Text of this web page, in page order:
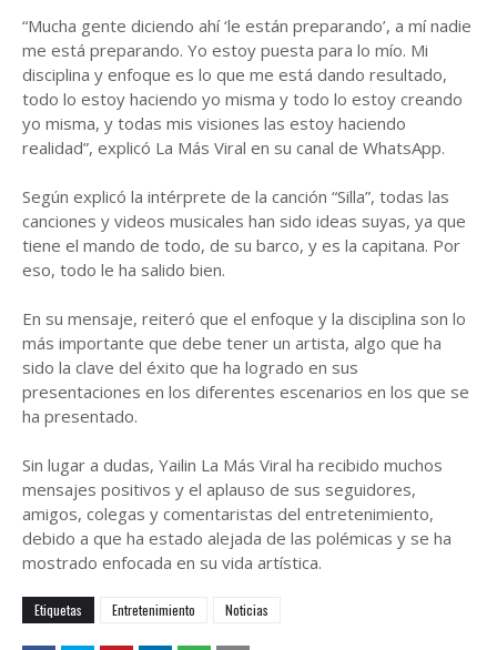
“Mucha gente diciendo ahí ‘le están preparando’, a mí nadie
me está preparando. Yo estoy puesta para lo mío. Mi
disciplina y enfoque es lo que me está dando resultado,
todo lo estoy haciendo yo misma y todo lo estoy creando
yo misma, y todas mis visiones las estoy haciendo
realidad”, explicó La Más Viral en su canal de WhatsApp.
Según explicó la intérprete de la canción “Silla”, todas las
canciones y videos musicales han sido ideas suyas, ya que
tiene el mando de todo, de su barco, y es la capitana. Por
eso, todo le ha salido bien.
En su mensaje, reiteró que el enfoque y la disciplina son lo
más importante que debe tener un artista, algo que ha
sido la clave del éxito que ha logrado en sus
presentaciones en los diferentes escenarios en los que se
ha presentado.
Sin lugar a dudas, Yailin La Más Viral ha recibido muchos
mensajes positivos y el aplauso de sus seguidores,
amigos, colegas y comentaristas del entretenimiento,
debido a que ha estado alejada de las polémicas y se ha
mostrado enfocada en su vida artística.
Etiquetas Entretenimiento Noticias